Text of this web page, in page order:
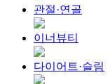
관절·연골
이너뷰티
다이어트·슬림